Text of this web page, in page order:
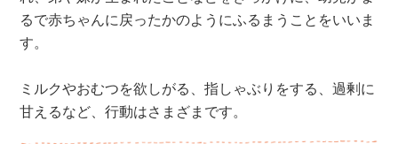
るで赤ちゃんに戻ったかのようにふるまうことをいいま
す。
ミルクやおむつを欲しがる、指しゃぶりをする、過剰に
甘えるなど、行動はさまざまです。